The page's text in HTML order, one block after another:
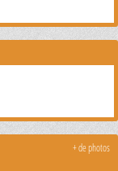
+ de photos